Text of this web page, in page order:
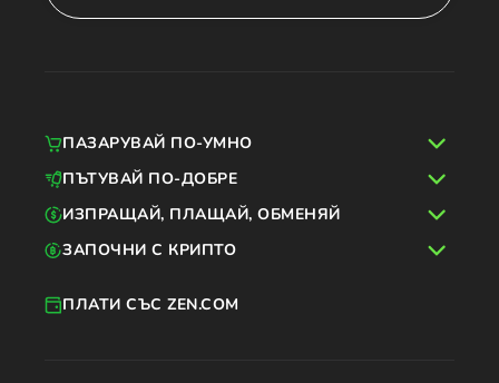
ПЛАТИ СЪС ZEN.COM
ПАЗАРУВАЙ ПО-УМНО
ПЪТУВАЙ ПО-ДОБРЕ
ИЗПРАЩАЙ, ПЛАЩАЙ, ОБМЕНЯЙ
ЗАПОЧНИ С КРИПТО